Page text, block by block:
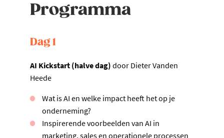
Programma
Dag 1
AI Kickstart (halve dag) door Dieter Vanden
Heede
Wat is AI en welke impact heeft het op je
onderneming?
Inspirerende voorbeelden van AI in
marketing, sales en operationele processen